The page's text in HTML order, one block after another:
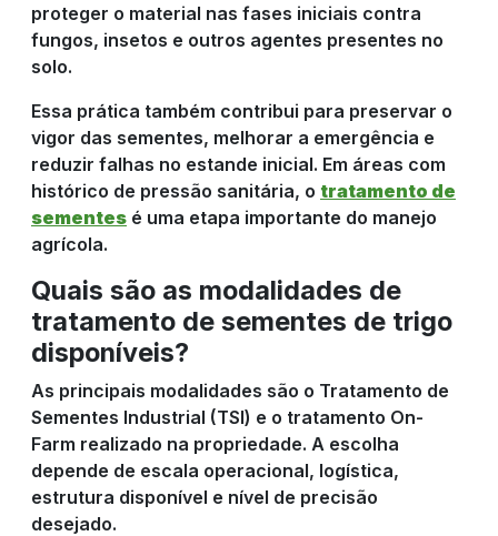
proteger o material nas fases iniciais contra
fungos, insetos e outros agentes presentes no
solo.
Essa prática também contribui para preservar o
vigor das sementes, melhorar a emergência e
reduzir falhas no estande inicial. Em áreas com
histórico de pressão sanitária, o tratamento de
sementes é uma etapa importante do manejo
agrícola.
Quais são as modalidades de
tratamento de sementes de trigo
disponíveis?
As principais modalidades são o Tratamento de
Sementes Industrial (TSI) e o tratamento On-
Farm realizado na propriedade. A escolha
depende de escala operacional, logística,
estrutura disponível e nível de precisão
desejado.